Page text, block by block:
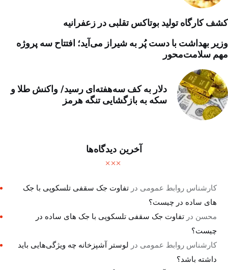
کشف کارگاه تولید بوتاکس تقلبی در زعفرانیه
وزیر بهداشت با دست پُر به شیراز می‌آید؛ افتتاح سه پروژه
مهم سلامت‌محور
دلار به کف سه‌هفته‌ای رسید/ واکنش طلا و
سکه به بازگشایی تنگه هرمز
آخرین دیدگاه‌ها
کارشناس روابط عمومی درتفاوت جک سقفی تلسکوپی با جک
های ساده در چیست؟
محسن درتفاوت جک سقفی تلسکوپی با جک های ساده در
چیست؟
کارشناس روابط عمومی در لوستر آشپزخانه چه ویژگی‌هایی باید
داشته باشد؟